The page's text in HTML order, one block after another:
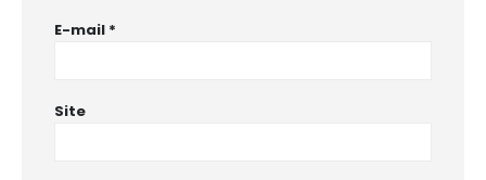
E-mail *
Site